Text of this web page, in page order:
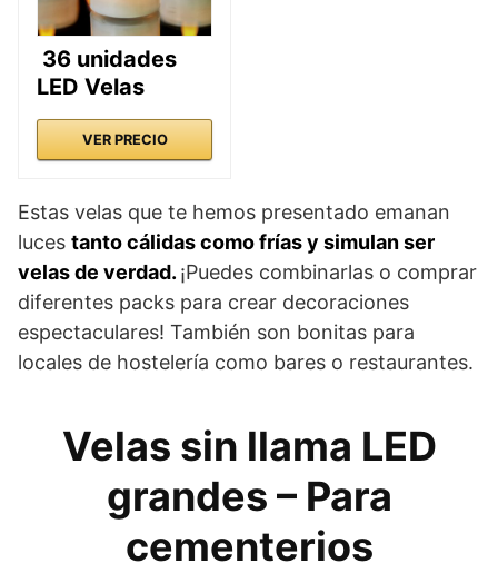
36 unidades
LED Velas
VER PRECIO
Estas velas que te hemos presentado emanan
luces tanto cálidas como frías y simulan ser
velas de verdad. ¡Puedes combinarlas o comprar
diferentes packs para crear decoraciones
espectaculares! También son bonitas para
locales de hostelería como bares o restaurantes.
Velas sin llama LED
grandes – Para
cementerios